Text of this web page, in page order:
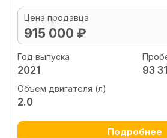
Цена продавца
915 000 ₽
Год выпуска
2021 93
Объем двигателя (л)
2.0
Подробнее